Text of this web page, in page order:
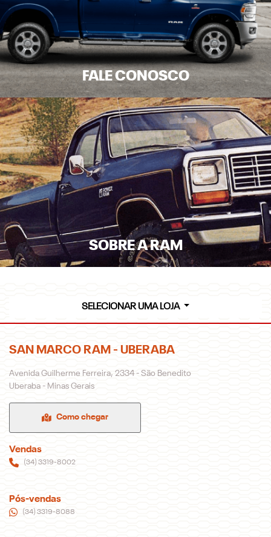
FALE CONOSCO
SOBRE A RAM
SELECIONAR UMA LOJA
SAN MARCO RAM - UBERABA
Avenida Guilherme Ferreira, 2334 - São Benedito
Uberaba - Minas Gerais
Como chegar
Vendas
(34) 3319-8002
Pós-vendas
(34) 3319-8088